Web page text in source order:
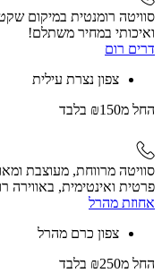
סוויטה רומנטית במיקום שקט
ואיכותי במחיר משתלם!
דרים רום
צפון נצרת עילית
החל מ₪150 בלבד
סוויטה מרווחת, מעוצבת
פרטית ואינטימית, באווירה
אחוזת מהרל
צפון כרם מהרל
החל מ₪250 בלבד